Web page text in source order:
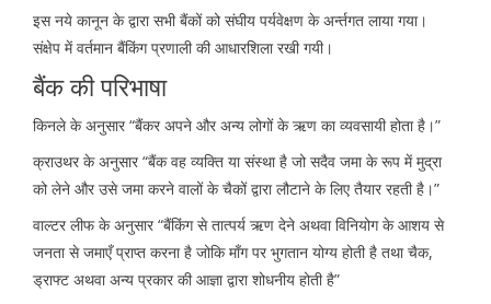
इस नये कानून के द्वारा सभी बैंकों को संघीय पर्यवेक्षण के अर्न्तगत लाया गया।
संक्षेप में वर्तमान बैंकिंग प्रणाली की आधारशिला रखी गयी।
बैंक की परिभाषा
किनले के अनुसार “बैंकर अपने और अन्य लोगों के ऋण का व्यवसायी होता है।”
क्राउथर के अनुसार “बैंक वह व्यक्ति या संस्था है जो सदैव जमा के रूप में मुद्रा
को लेने और उसे जमा करने वालों के चैकों द्वारा लौटाने के लिए तैयार रहती है।”
वाल्टर लीफ के अनुसार “बैंकिंग से तात्पर्य ऋण देने अथवा विनियोग के आशय से
जनता से जमाएँ प्राप्त करना है जोकि माँग पर भुगतान योग्य होती है तथा चैक,
ड्राफ्ट अथवा अन्य प्रकार की आज्ञा द्वारा शोधनीय होती है”